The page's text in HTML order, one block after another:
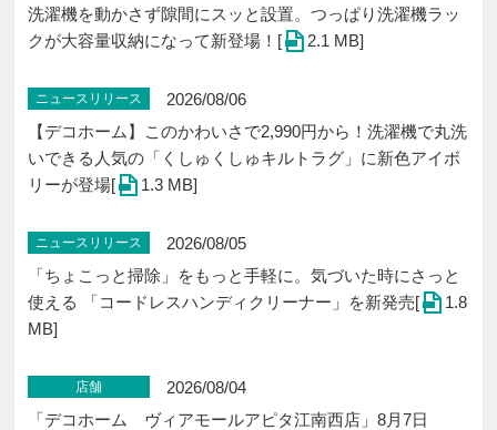
洗濯機を動かさず隙間にスッと設置。つっぱり洗濯機ラッ
クが大容量収納になって新登場！[
2.1 MB]
ニュースリリース
2026/08/06
【デコホーム】このかわいさで2,990円から！洗濯機で丸洗
いできる人気の「くしゅくしゅキルトラグ」に新色アイボ
リーが登場[
1.3 MB]
ニュースリリース
2026/08/05
「ちょこっと掃除」をもっと手軽に。気づいた時にさっと
使える 「コードレスハンディクリーナー」を新発売[
1.8
MB]
店舗
2026/08/04
「デコホーム ヴィアモールアピタ江南西店」8月7日